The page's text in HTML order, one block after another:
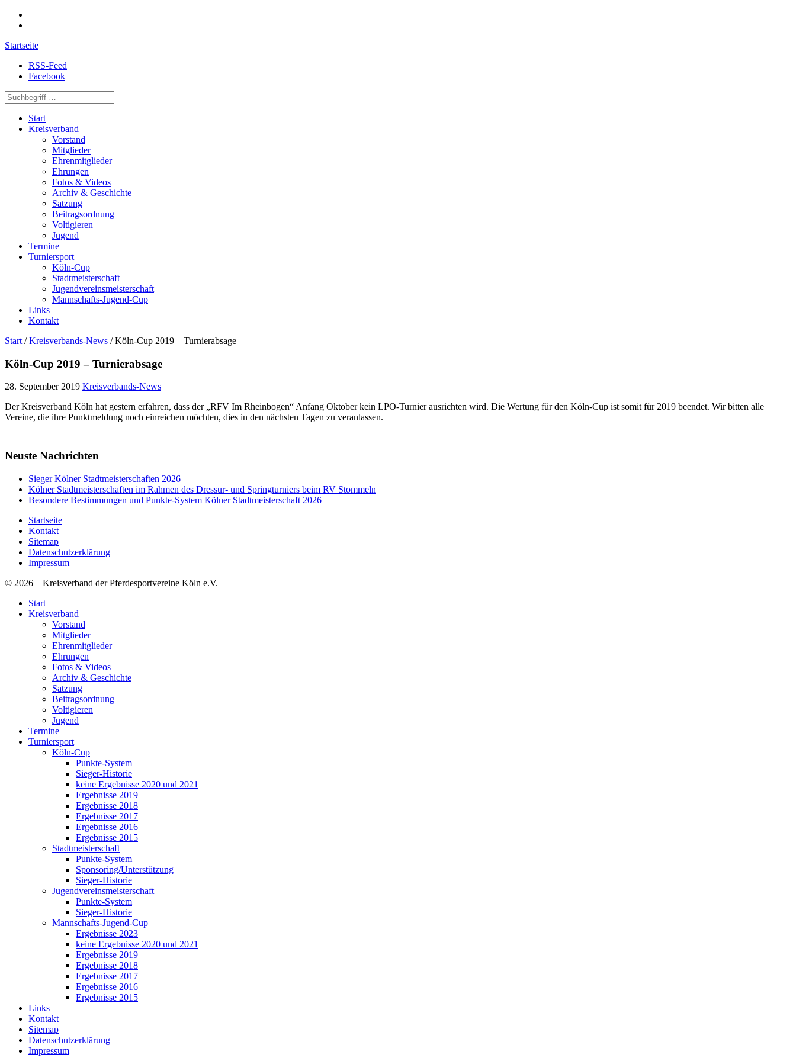
Startseite
RSS-Feed
Facebook
Start
Kreisverband
Vorstand
Mitglieder
Ehrenmitglieder
Ehrungen
Fotos & Videos
Archiv & Geschichte
Satzung
Beitragsordnung
Voltigieren
Jugend
Termine
Turniersport
Köln-Cup
Stadtmeisterschaft
Jugendvereinsmeisterschaft
Mannschafts-Jugend-Cup
Links
Kontakt
Start /Kreisverbands-News /Köln-Cup 2019 – Turnierabsage
Köln-Cup 2019 – Turnierabsage
28. September 2019 Kreisverbands-News
Der Kreisverband Köln hat gestern erfahren, dass der „RFV Im Rheinbogen“ Anfang Oktober kein LPO-Turnier ausrichten wird. Die Wertung für den Köln-Cup ist somit für 2019 beendet. Wir bitten alle
Vereine, die ihre Punktmeldung noch einreichen möchten, dies in den nächsten Tagen zu veranlassen.
Neuste Nachrichten
Sieger Kölner Stadtmeisterschaften 2026
Kölner Stadtmeisterschaften im Rahmen des Dressur- und Springturniers beim RV Stommeln
Besondere Bestimmungen und Punkte-System Kölner Stadtmeisterschaft 2026
Startseite
Kontakt
Sitemap
Datenschutzerklärung
Impressum
© 2026 – Kreisverband der Pferdesportvereine Köln e.V.
Start
Kreisverband
Vorstand
Mitglieder
Ehrenmitglieder
Ehrungen
Fotos & Videos
Archiv & Geschichte
Satzung
Beitragsordnung
Voltigieren
Jugend
Termine
Turniersport
Köln-Cup
Punkte-System
Sieger-Historie
keine Ergebnisse 2020 und 2021
Ergebnisse 2019
Ergebnisse 2018
Ergebnisse 2017
Ergebnisse 2016
Ergebnisse 2015
Stadtmeisterschaft
Punkte-System
Sponsoring/Unterstützung
Sieger-Historie
Jugendvereinsmeisterschaft
Punkte-System
Sieger-Historie
Mannschafts-Jugend-Cup
Ergebnisse 2023
keine Ergebnisse 2020 und 2021
Ergebnisse 2019
Ergebnisse 2018
Ergebnisse 2017
Ergebnisse 2016
Ergebnisse 2015
Links
Kontakt
Sitemap
Datenschutzerklärung
Impressum